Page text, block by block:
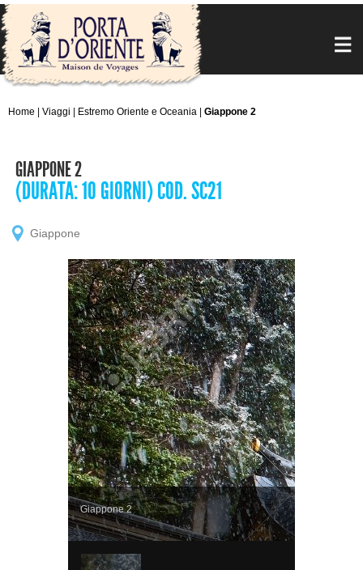
Home Viaggi Estremo Oriente e Oceania Giappone 2
GIAPPONE 2
(DURATA: 10 GIORNI) COD. SC21
Giappone
Giappone 2